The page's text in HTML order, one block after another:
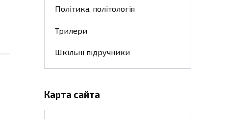
Політика, політологія
Трилери
Шкільні підручники
Карта сайта